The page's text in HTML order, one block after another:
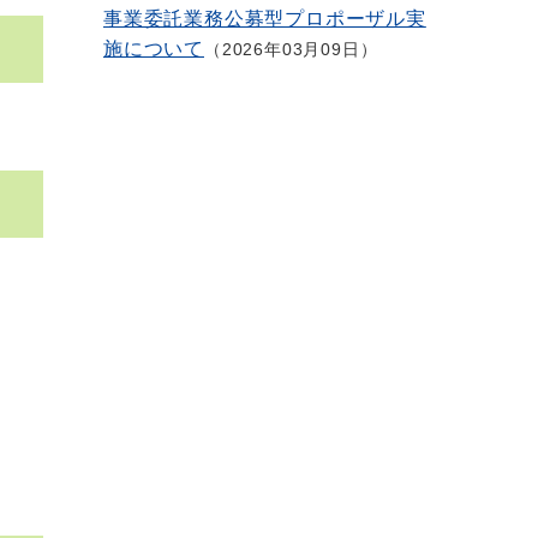
事業委託業務公募型プロポーザル実
施について
2026年03月09日